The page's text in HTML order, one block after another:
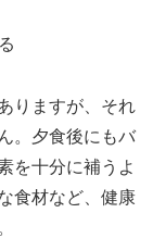
りますが、それ
。夕食後にもバ
を十分に補うよ
食材など、健康